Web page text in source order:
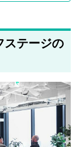
ステージの